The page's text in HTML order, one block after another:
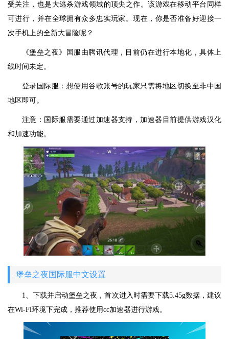
受关注，也是大逃杀游戏领域的顶尖之作。该游戏在移动平台同样
可进行，并在全球拥有众多忠实玩家。现在，你是否准备好迎接一
次手机上的全新大冒险呢？
《堡垒之夜》国服由腾讯代理，目前仍在进行本地化，具体上
线时间未定。
登录国际服：想使用谷歌账号的玩家只需将地区切换至非中国
地区即可。
注意：国际服需要通过加速器支持，加速器目前提供游戏汉化
和加速功能。
堡垒之夜国际服中文设置
1、下载并启动堡垒之夜，首次进入时需要下载5.45g数据，建议
在Wi-Fi环境下完成，推荐使用cc加速器进行游戏。